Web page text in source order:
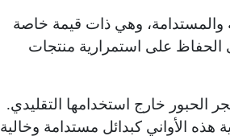
والمستدامة، وهي ذات قيمة خاصة
الحفاظ على استمرارية منتجات
الحبور خارج استخدامها التقليدي.
الأواني كبدائل مستدامة وخالية